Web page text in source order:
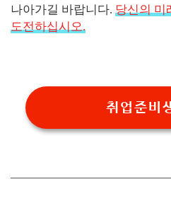
나아가길 바랍니다. 당신의 미
도전하십시오.
취업준비